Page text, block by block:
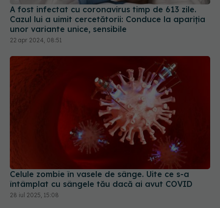
A fost infectat cu coronavirus timp de 613 zile.
Cazul lui a uimit cercetătorii: Conduce la apariția
unor variante unice, sensibile
22 apr 2024, 08:51
Celule zombie în vasele de sânge. Uite ce s-a
întâmplat cu sângele tău dacă ai avut COVID
28 iul 2025, 15:08